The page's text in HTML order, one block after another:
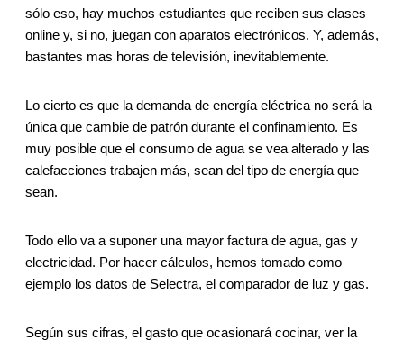
sólo eso, hay muchos estudiantes que reciben sus clases
online y, si no, juegan con aparatos electrónicos. Y, además,
bastantes mas horas de televisión, inevitablemente.
Lo cierto es que la demanda de energía eléctrica no será la
única que cambie de patrón durante el confinamiento. Es
muy posible que el consumo de agua se vea alterado y las
calefacciones trabajen más, sean del tipo de energía que
sean.
Todo ello va a suponer una mayor factura de agua, gas y
electricidad. Por hacer cálculos, hemos tomado como
ejemplo los datos de Selectra, el comparador de luz y gas.
Según sus cifras, el gasto que ocasionará cocinar, ver la